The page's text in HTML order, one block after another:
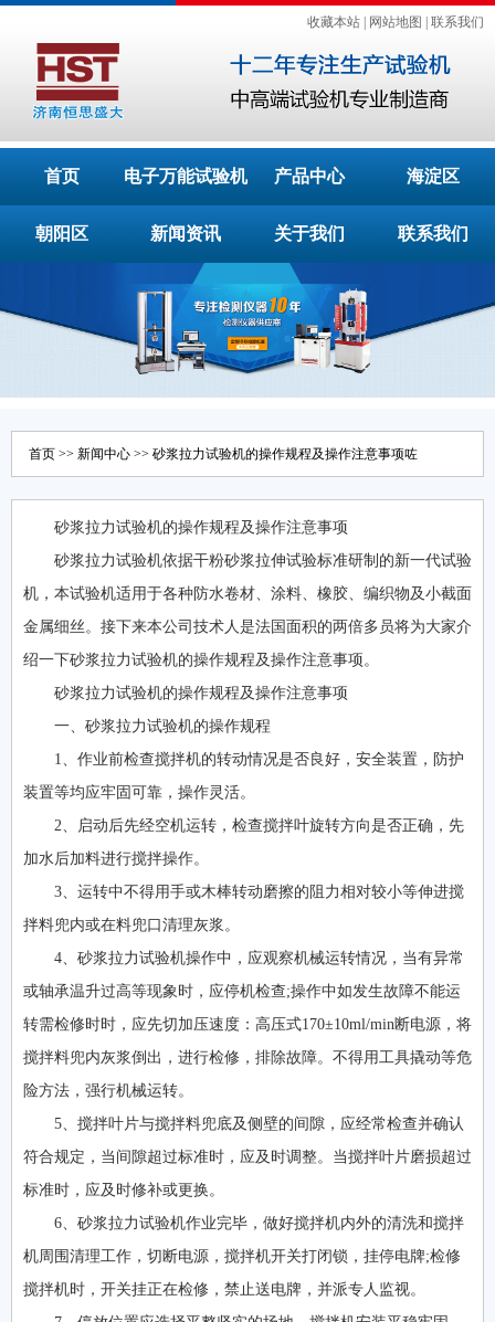
收藏本站 网站地图 联系我们
首页 电子万能试验机 产品中心 海淀区
朝阳区 新闻资讯 关于我们 联系我们
首页 >> 新闻中心 >> 砂浆拉力试验机的操作规程及操作注意事项咗
砂浆拉力试验机的操作规程及操作注意事项
砂浆拉力试验机依据干粉砂浆拉伸试验标准研制的新一代试验
机，本试验机适用于各种防水卷材、涂料、橡胶、编织物及小截面
金属细丝。接下来本公司技术人是法国面积的两倍多员将为大家介
绍一下砂浆拉力试验机的操作规程及操作注意事项。
砂浆拉力试验机的操作规程及操作注意事项
一、砂浆拉力试验机的操作规程
1、作业前检查搅拌机的转动情况是否良好，安全装置，防护
装置等均应牢固可靠，操作灵活。
2、启动后先经空机运转，检查搅拌叶旋转方向是否正确，先
加水后加料进行搅拌操作。
3、运转中不得用手或木棒转动磨擦的阻力相对较小等伸进搅
拌料兜内或在料兜口清理灰浆。
4、砂浆拉力试验机操作中，应观察机械运转情况，当有异常
或轴承温升过高等现象时，应停机检查;操作中如发生故障不能运
转需检修时时，应先切加压速度：高压式170±10ml/min断电源，将
搅拌料兜内灰浆倒出，进行检修，排除故障。不得用工具撬动等危
险方法，强行机械运转。
5、搅拌叶片与搅拌料兜底及侧壁的间隙，应经常检查并确认
符合规定，当间隙超过标准时，应及时调整。当搅拌叶片磨损超过
标准时，应及时修补或更换。
6、砂浆拉力试验机作业完毕，做好搅拌机内外的清洗和搅拌
机周围清理工作，切断电源，搅拌机开关打闭锁，挂停电牌;检修
搅拌机时，开关挂正在检修，禁止送电牌，并派专人监视。